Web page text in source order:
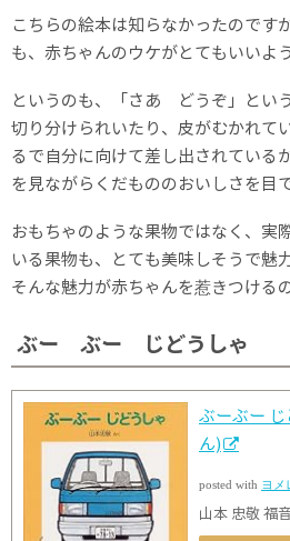
こちらの絵本は知らなかったのです
も、赤ちゃんのウケがとてもいいよ
というのも、「さあ どうぞ」とい
切り分けられいたり、皮がむかれて
るで自分に向けて差し出されている
を見ながらくだもののおいしさを目
おもちゃのような果物ではなく、実
いる果物も、とても美味しそうで魅
そんな魅力が赤ちゃんを惹きつける
ぶー ぶー じどうしゃ
ぶーぶー じ
ん)
posted with ヨメ
山本 忠敬 福